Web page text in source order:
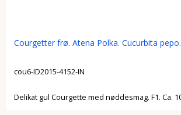
Courgetter frø. Atena Polka. Cucurbita
cou6-ID2015-4152-IN
Delikat gul Courgette med nøddesmag. F1. Ca.